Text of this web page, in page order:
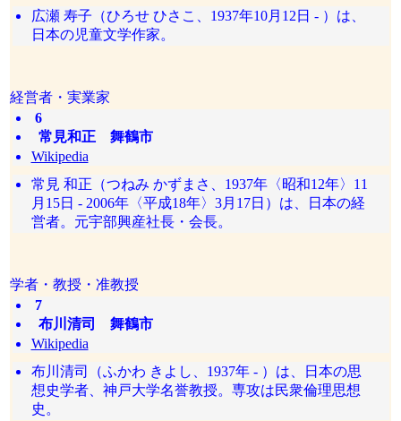
広瀬 寿子（ひろせ ひさこ、1937年10月12日 - ）は、
日本の児童文学作家。
経営者・実業家
6
常見和正 舞鶴市
Wikipedia
常見 和正（つねみ かずまさ、1937年〈昭和12年〉11
月15日 - 2006年〈平成18年〉3月17日）は、日本の経
営者。元宇部興産社長・会長。
学者・教授・准教授
7
布川清司 舞鶴市
Wikipedia
布川清司（ふかわ きよし、1937年 - ）は、日本の思
想史学者、神戸大学名誉教授。専攻は民衆倫理思想
史。